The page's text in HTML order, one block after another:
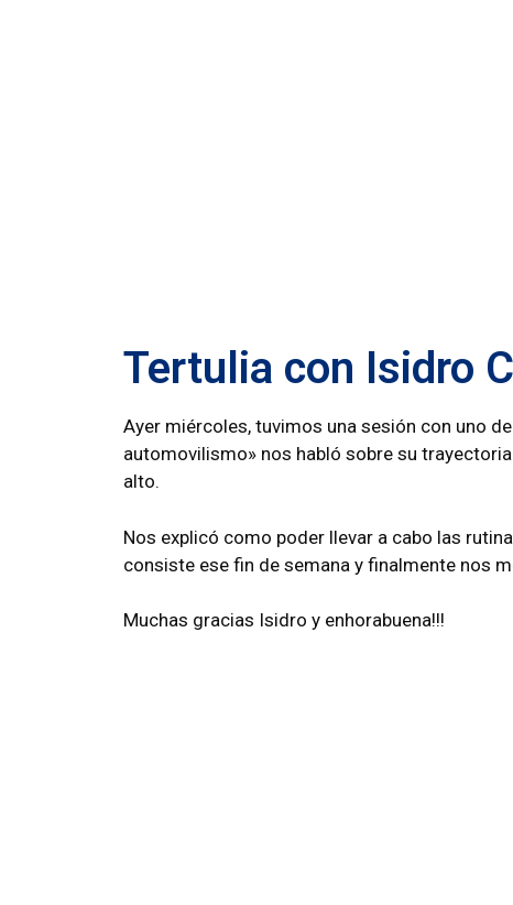
Tertulia con Isidro
Ayer miércoles, tuvimos una sesión con uno
automovilismo» nos habló sobre su
alto.
Nos explicó como poder llevar a cabo las
consiste ese fin de semana y finalmente nos
Muchas gracias Isidro y enhorabuena!!!